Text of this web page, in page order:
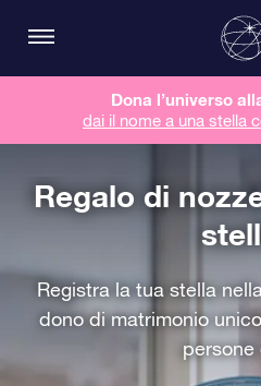
Dona l’universo
dai il nome a una stella
Regalo di
Registra la tua stella
dono di matrimonio
persone